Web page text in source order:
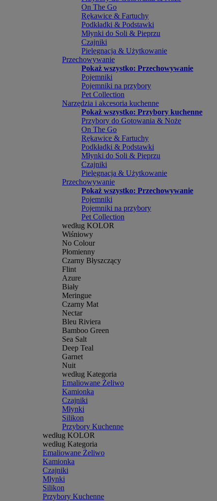
On The Go
Rękawice & Fartuchy
Podkładki & Podstawki
Młynki do Soli & Pieprzu
Czajniki
Pielęgnacja & Użytkowanie
Przechowywanie
Pokaż wszystko: Przechowywanie
Pojemniki
Pojemniki na przybory
Pet Collection
Narzędzia i akcesoria kuchenne
Pokaż wszystko: Przybory kuchenne
Przybory do Gotowania & Noże
On The Go
Rękawice & Fartuchy
Podkładki & Podstawki
Młynki do Soli & Pieprzu
Czajniki
Pielęgnacja & Użytkowanie
Przechowywanie
Pokaż wszystko: Przechowywanie
Pojemniki
Pojemniki na przybory
Pet Collection
według KOLOR
Wiśniowy
No Colour
Płomienny
Czarny Błyszczący
Flint
Azure
Biały
Meringue
Czarny Mat
Nectar
Bleu Riviera
Bamboo Green
Sea Salt
Deep Teal
Garnet
Nuit
według Kategoria
Emaliowane Żeliwo
Kamionka
Czajniki
Młynki
Silikon
Przybory Kuchenne
według KOLOR
według Kategoria
Emaliowane Żeliwo
Kamionka
Czajniki
Młynki
Silikon
Przybory Kuchenne